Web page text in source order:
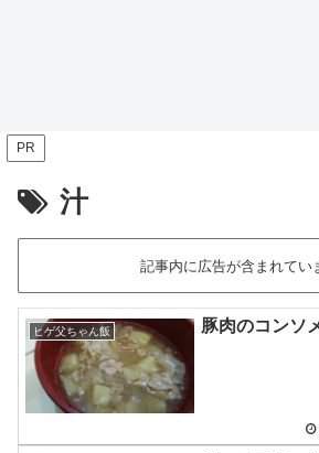
PR
汁
記事内に広告が含まれてい
ヒゲ父ちゃん飯 豚肉のコンソ